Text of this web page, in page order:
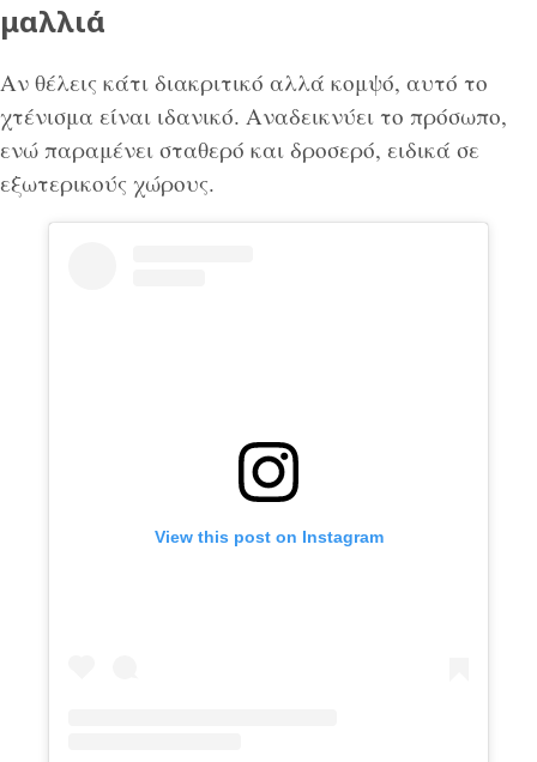
μαλλιά
Αν θέλεις κάτι διακριτικό αλλά κομψό, αυτό το
χτένισμα είναι ιδανικό. Αναδεικνύει το πρόσωπο,
ενώ παραμένει σταθερό και δροσερό, ειδικά σε
εξωτερικούς χώρους.
View this post on Instagram